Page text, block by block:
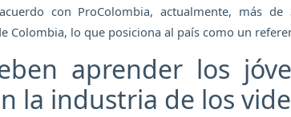
con ProColombia, actualmente, más
Colombia, lo que posiciona al país como un
aprender los
la industria de los